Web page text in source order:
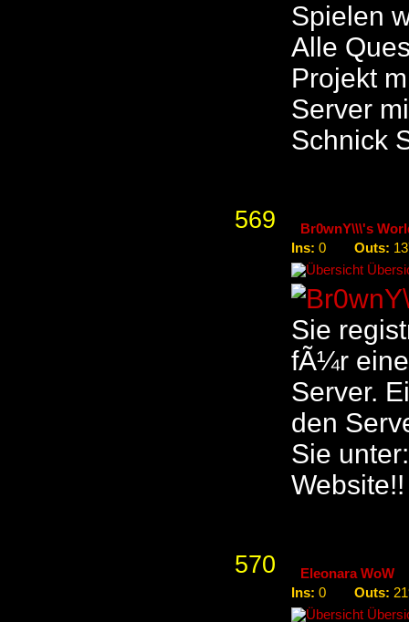
Spielen
Alle
Projekt
Server
Schnick
569
Br0wnY\\\'s
Ins: 0 Outs:
Sie
fÃ¼r
Server.
den
Sie
Website!!
570
Eleonara WoW
Ins: 0 Outs: